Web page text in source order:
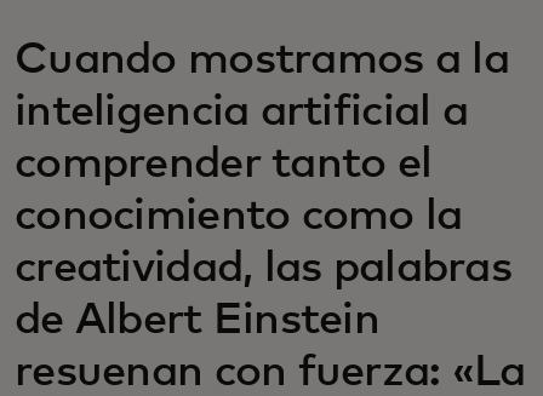
Cuando mostramos a la
inteligencia artificial a
comprender tanto el
conocimiento como la
creatividad, las palabras
de Albert Einstein
resuenan con fuerza: «La